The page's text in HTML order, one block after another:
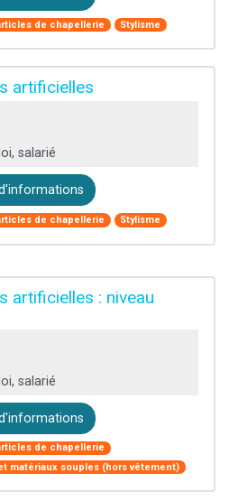
de chapellerie Stylisme
artificielles
salarié
de chapellerie Stylisme
artificielles : niveau
salarié
de chapellerie
matériaux souples (hors vêtement)